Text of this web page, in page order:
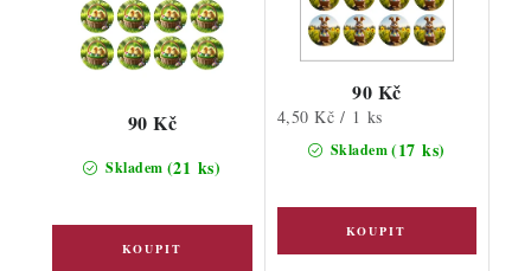
Skladem (21 ks)
90 Kč
Skladem(17 ks)
90 Kč
Měrná
cena:
4,50 Kč / 1 ks